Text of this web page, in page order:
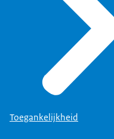
Toegankelijkheid